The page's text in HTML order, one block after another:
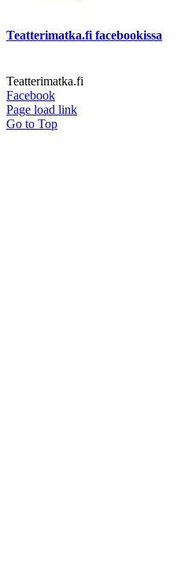
Teatterimatka.fi facebookissa
Teatterimatka.fi
Facebook
Page load link
Go to Top